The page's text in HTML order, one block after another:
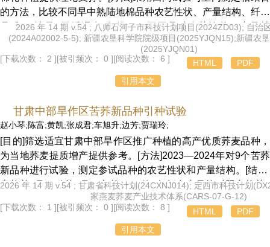
Y9407综合表现优良，其中Y9407和Y8112抗病性较强，可作为
该区烤烟抗病育种的优先材料。
的方法，比较不同早中熟陆地棉品种农艺性状、产量结构、纤维
品质。[结果]“干播湿出”条件下，不同品种农艺性状、产量结
构、纤维品质存在明显差异。株高变幅为62.7～96.9 cm,始节高
变幅为13.9～28.1 cm,果枝始节位变幅为5.1～8.7节，果枝夹角
变幅为47.84～65.47°,单株果枝数变幅为8～12台，铃重变幅为
5.39～7.01 g,衣分变幅为41.7%～46.9%,纤维长度变幅为28.01
～31.5 cN/tex,整齐度变幅为84.8%～88.0%,产量变幅为5 027.85
～7 185.00 kg/hm2。[结论]综合各性状表现，兴晶华198、鸿泰
6636、新塔棉3号、新6015品质较好，产量较高，可继续在库
尔勒垦区进行示范种植。
2026 年 14 期 v.54 ; 八师石河子市科技计划项目(2024ZD03); 自治
(2024A02002-5-5); 新疆农垦科学院院级项目(2025YJQN15);新疆农
(2025YJQN01)
[下载次数： 2 ][被引频次： 0 ][阅读次数： 6 ] HTML
PDF
引用本文
甘肃中部旱作区苦荞新品种引种试验
赵小琴;陈富;黄凯;张成君;车旭升;边芳;贾瑞玲;
[目的]筛选适宜甘肃中部旱作区推广种植的高产优质荞麦品种，
为当地荞麦提质增产提供参考。[方法]2023—2024年对9个苦荞
新品种进行试验，测定参试品种的农艺性状和产量结构。[结果]
贵苦荞1号、黔苦7号、六苦2201的2年折合产量较对照定苦荞1
号分别增产18.68%、13.49%、3.75%;千粒重较对照分别提高
20.80%、17.92%、16.17%,全生育期较对照分别早成熟3、
12、5 d。[结论]贵苦荞1号生育期适中、抗旱性强，适宜在甘肃
2026 年 14 期 v.54 ; 甘肃省科技计划(24CXNJ014); 定西市科技计划
家燕麦荞麦产业技术体系(CARS-07-G-12)
[下载次数： 1 ][被引频次： 0 ][阅读次数： 8 ] HTML
PDF
引用本文